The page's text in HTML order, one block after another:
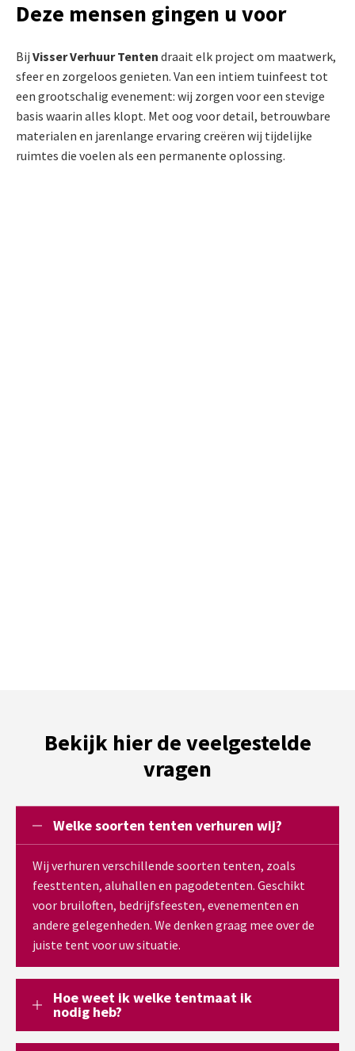
Deze mensen gingen u voor
Bij Visser Verhuur Tenten draait elk project om maatwerk,
sfeer en zorgeloos genieten. Van een intiem tuinfeest tot
een grootschalig evenement: wij zorgen voor een stevige
basis waarin alles klopt. Met oog voor detail, betrouwbare
materialen en jarenlange ervaring creëren wij tijdelijke
ruimtes die voelen als een permanente oplossing.
Bekijk hier de veelgestelde
vragen
Welke soorten tenten verhuren wij?
Wij verhuren verschillende soorten tenten, zoals
feesttenten, aluhallen en pagodetenten. Geschikt
voor bruiloften, bedrijfsfeesten, evenementen en
andere gelegenheden. We denken graag mee over de
juiste tent voor uw situatie.
Hoe weet ik welke tentmaat ik
nodig heb?